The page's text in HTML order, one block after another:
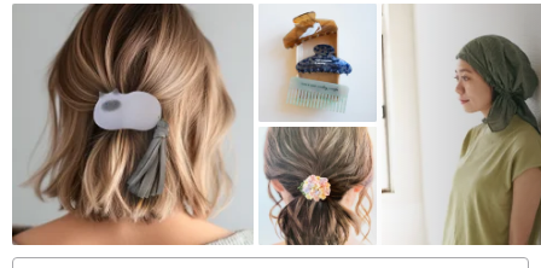
底座因設計而異。
【船運】
由於該商品基本上是按訂單生產的，因此交貨期最長需要 1 個月。
（目前15天內出貨）